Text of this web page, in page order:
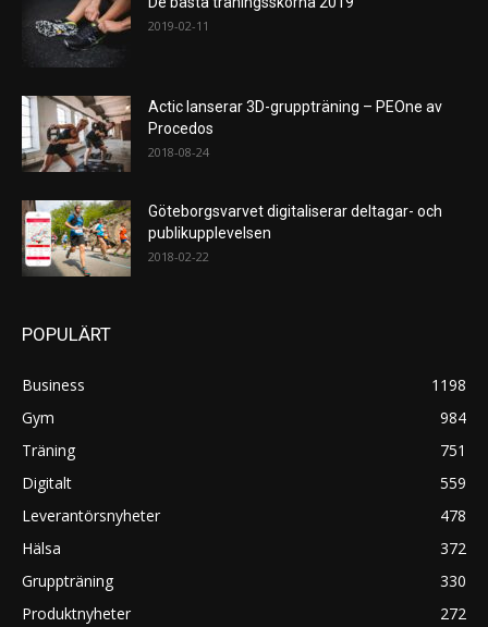
2019-02-11
Actic lanserar 3D-gruppträning – PEOne av
Procedos
2018-08-24
Göteborgsvarvet digitaliserar deltagar- och
publikupplevelsen
2018-02-22
POPULÄRT
Business
1198
Gym
984
Träning
751
Digitalt
559
Leverantörsnyheter
478
Hälsa
372
Gruppträning
330
Produktnyheter
272